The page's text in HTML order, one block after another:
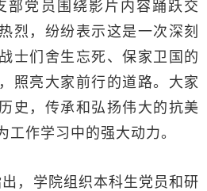
部党员围绕影片内容踊跃交
烈，纷纷表示这是一次深刻
士们舍生忘死、保家卫国的
照亮大家前行的道路。大家
史，传承和弘扬伟大的抗美
工作学习中的强大动力。
，学院组织本科生党员和研